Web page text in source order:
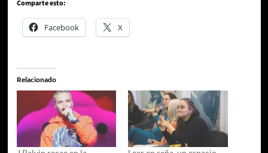
Comparte esto:
Facebook X
Relacionado